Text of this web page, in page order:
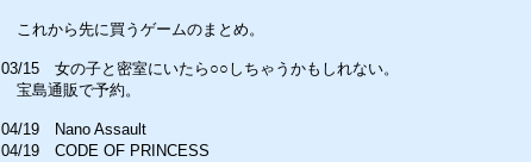
これから先に買うゲームのまとめ。
03/15 女の子と密室にいたら○○しちゃうかもしれない。
宝島通販で予約。
04/19 Nano Assault
04/19 CODE OF PRINCESS